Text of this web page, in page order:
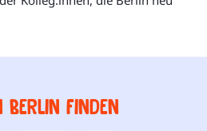
Berlin finden